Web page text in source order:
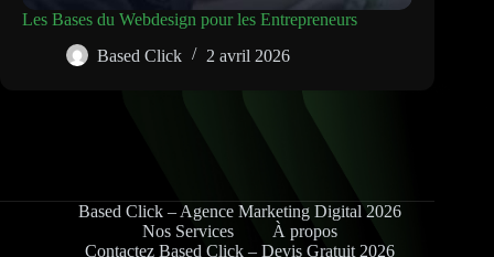
Les Bases du Webdesign pour les Entrepreneurs
Based Click
2 avril 2026
Based Click – Agence Marketing Digital 2026
Nos Services
À propos
Contactez Based Click – Devis Gratuit 2026